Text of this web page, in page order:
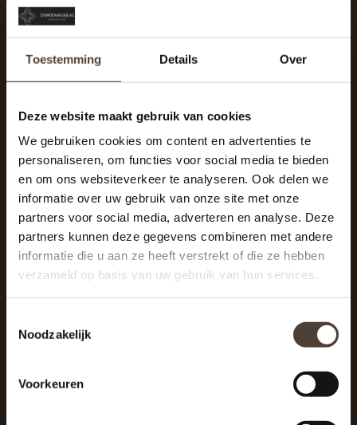
Toestemming Details Over
Deze website maakt gebruik van cookies
We gebruiken cookies om content en advertenties te
personaliseren, om functies voor social media te bieden
en om ons websiteverkeer te analyseren. Ook delen we
informatie over uw gebruik van onze site met onze
partners voor social media, adverteren en analyse. Deze
partners kunnen deze gegevens combineren met andere
informatie die u aan ze heeft verstrekt of die ze hebben
verzameld op basis van uw gebruik van hun services.
Noodzakelijk
Voorkeuren
Winkelcentrum Woensel 342